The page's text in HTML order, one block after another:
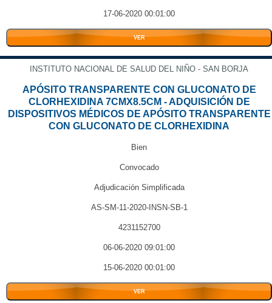
17-06-2020 00:01:00
VER
INSTITUTO NACIONAL DE SALUD DEL NIÑO - SAN BORJA
APÓSITO TRANSPARENTE CON GLUCONATO DE
CLORHEXIDINA 7CMX8.5CM - ADQUISICIÓN DE
DISPOSITIVOS MÉDICOS DE APÓSITO TRANSPARENTE
CON GLUCONATO DE CLORHEXIDINA
Bien
Convocado
Adjudicación Simplificada
AS-SM-11-2020-INSN-SB-1
4231152700
06-06-2020 09:01:00
15-06-2020 00:01:00
VER